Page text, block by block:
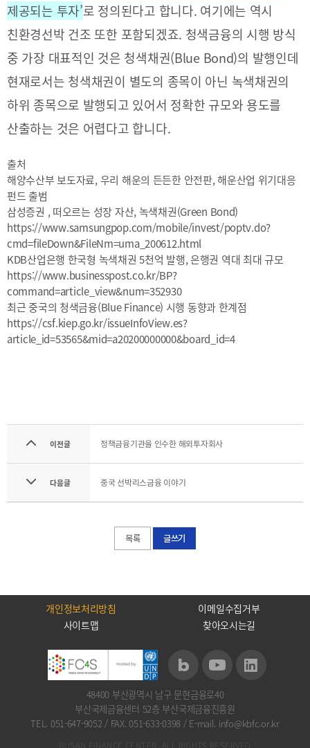
제공되는 투자’로 정의된다고 합니다. 여기에는 역시
친환경선박 건조 또한 포함되겠죠. 청색금융의 시행 방식
중 가장 대표적인 것은 청색채권(Blue Bond)의 발행인데
현재로서는 청색채권이 별도의 종목이 아닌 녹색채권의
하위 종목으로 발행되고 있어서 정확한 규모와 용도를
산출하는 것은 어렵다고 합니다.
출처
해양수산부 보도자료, 우리 해운의 든든한 안전판, 해운산업 위기대응
펀드 출범
삼성증권 , 떠오르는 성장 자산, 녹색채권(Green Bond)
https://www.samsungpop.com/mobile/invest/poptv.do?
cmd=fileDown&FileNm=uma_200612.html
KDB산업은행 한국형 녹색채권 5천억 발행, 은행권 역대 최대 규모
https://www.businesspost.co.kr/BP?
command=article_view&num=352930
최근 중국의 청색금융(Blue Finance) 시행 동향과 한계점
https://csf.kiep.go.kr/issueInfoView.es?
article_id=53565&mid=a20200000000&board_id=4
이전글 정책금융기관을 인수한 해외투자회사
다음글 중국 선박리스금융 이야기
목록 글쓰기
개인정보처리방침
이메일수집거부
사이트맵
찾아오시는길
48400 부산광역시 남구 문현금융로40
부산국제금융센터 52층 부산국제금융진흥원
TEL. 051-647-9052 / FAX. 051-633-0398/ E-mail. info@kbfc.or.kr
BUSAN FINANCE CENTER. ALL RIGHTS RESERVED